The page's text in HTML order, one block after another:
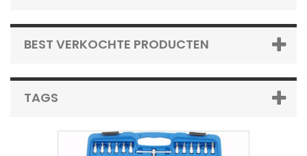
BEST VERKOCHTE PRODUCTEN
TAGS